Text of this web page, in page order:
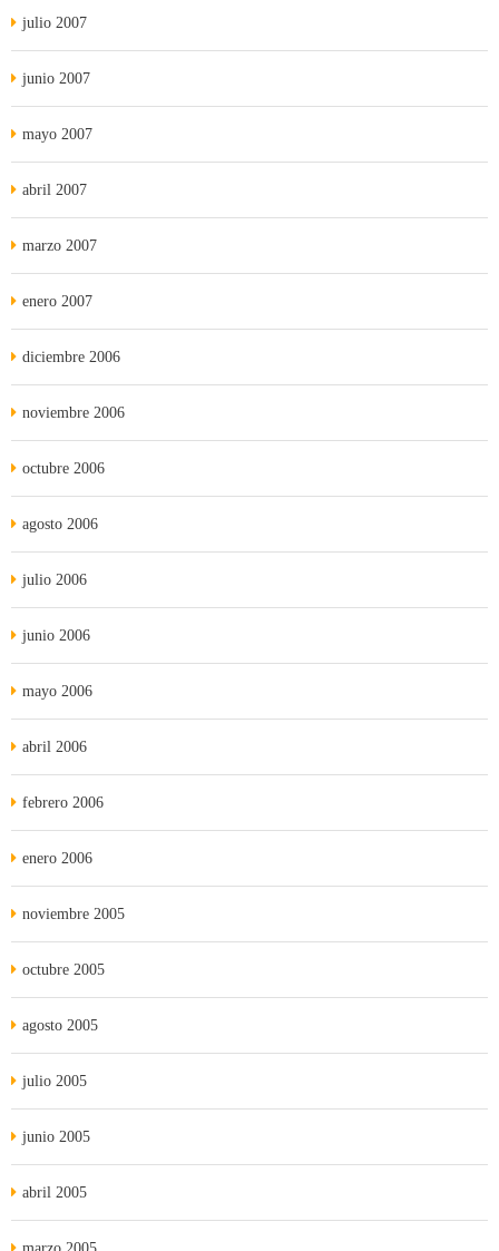
julio 2007
junio 2007
mayo 2007
abril 2007
marzo 2007
enero 2007
diciembre 2006
noviembre 2006
octubre 2006
agosto 2006
julio 2006
junio 2006
mayo 2006
abril 2006
febrero 2006
enero 2006
noviembre 2005
octubre 2005
agosto 2005
julio 2005
junio 2005
abril 2005